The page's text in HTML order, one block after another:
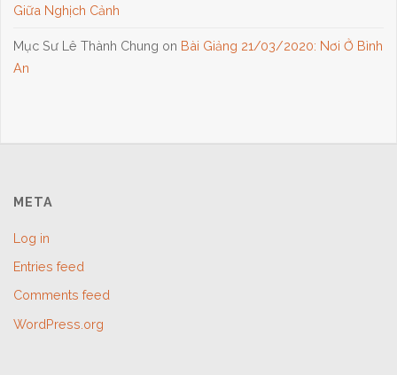
Giữa Nghịch Cảnh
Mục Sư Lê Thành Chung on Bài Giảng 21/03/2020: Nơi Ở Bình
An
META
Log in
Entries feed
Comments feed
WordPress.org